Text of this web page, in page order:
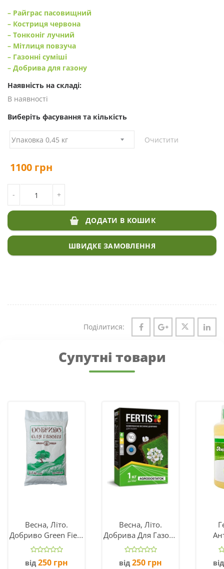
– Райграс пасовищний
– Костриця червона
– Тонконіг лучний
– Мітлиця повзуча
– Газонні суміші
– Добрива для газону
Наявність на складі:
В наявності
Виберіть фасування та кількість
Очистити
1100 грн
- +
ДОДАТИ В КОШИК
ШВИДКЕ ЗАМОВЛЕННЯ
Поділитися:
Супутні товари
Весна, Літо.
Добриво Green Field
(Україна)
від250 грн
Весна, Літо.
Добрива Для Газону
Fertis NPK 17.6.11
від250 грн